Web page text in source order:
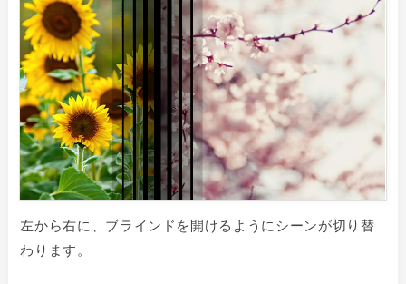
左から右に、ブラインドを開けるようにシーンが切り替
わります。